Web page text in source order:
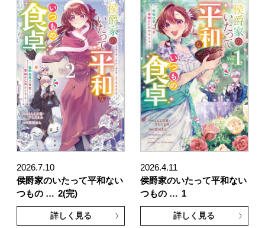
2026.7.10
侯爵家のいたって平和ない
つもの … 2(完)
詳しく見る
2026.4.11
侯爵家のいたって平和ない
つもの … 1
詳しく見る